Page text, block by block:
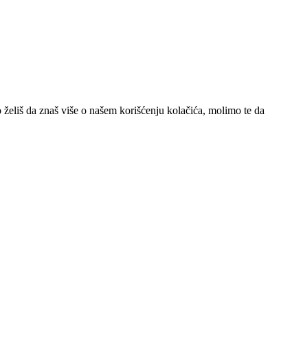
da znaš više o našem korišćenju kolačića, molimo te da